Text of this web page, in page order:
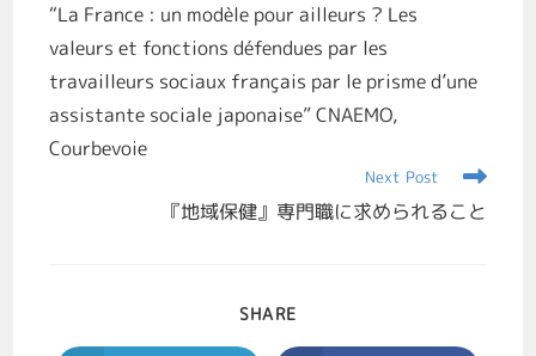
“La France : un modèle pour ailleurs ? Les
valeurs et fonctions défendues par les
travailleurs sociaux français par le prisme d’une
assistante sociale japonaise” CNAEMO,
Courbevoie
Next Post
『地域保健』専門職に求められること
SHARE